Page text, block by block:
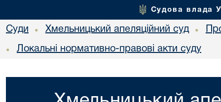
Судова влада
Суди • Хмельницький апеляційний суд •
• Локальні нормативно-правові акти суду